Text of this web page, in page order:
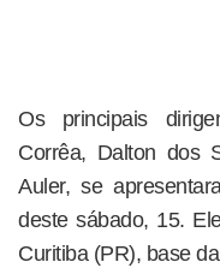
Os principais
Corrêa, Dalton dos
Auler, se
deste sábado, 15.
Curitiba (PR), base